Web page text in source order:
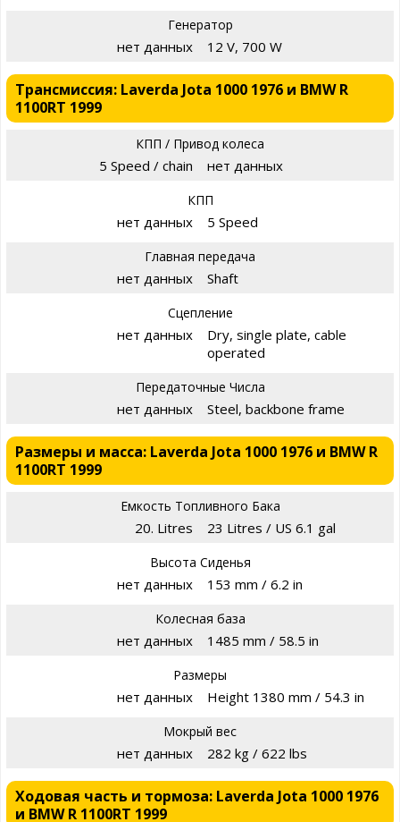
Генератор
нет данных 12 V, 700 W
Трансмиссия: Laverda Jota 1000 1976 и BMW R
1100RT 1999
КПП / Привод колеса
5 Speed / chain нет данных
КПП
нет данных 5 Speed
Главная передача
нет данных Shaft
Сцепление
нет данных
Dry, single plate, cable
operated
Передаточные Числа
нет данных Steel, backbone frame
Размеры и масса: Laverda Jota 1000 1976 и BMW R
1100RT 1999
Емкость Топливного Бака
20. Litres 23 Litres / US 6.1 gal
Высота Сиденья
нет данных 153 mm / 6.2 in
Колесная база
нет данных 1485 mm / 58.5 in
Размеры
нет данных Height 1380 mm / 54.3 in
Мокрый вес
нет данных 282 kg / 622 lbs
Ходовая часть и тормоза: Laverda Jota 1000 1976
и BMW R 1100RT 1999